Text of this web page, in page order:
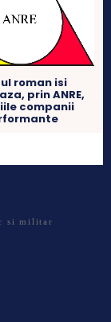
roman isi
prin ANRE,
companii
si militar